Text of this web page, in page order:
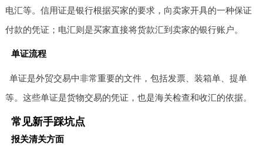
电汇等。信用证是银行根据买家的要求，向卖家开具的一种保证
付款的凭证；电汇则是买家直接将货款汇到卖家的银行账户。
单证流程
单证是外贸交易中非常重要的文件，包括发票、装箱单、提单
等。这些单证是货物交易的凭证，也是海关检查和收汇的依据。
常见新手踩坑点
报关清关方面